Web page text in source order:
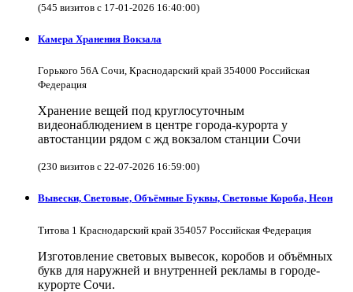
(545 визитов с 17-01-2026 16:40:00)
Камера Хранения Вокзала
Горького 56А Сочи, Краснодарский край 354000 Российская
Федерация
Хранение вещей под круглосуточным
видеонаблюдением в центре города-курорта у
автостанции рядом с жд вокзалом станции Сочи
(230 визитов с 22-07-2026 16:59:00)
Вывески, Световые, Объёмные Буквы, Световые Короба, Неон
Титова 1 Краснодарский край 354057 Российская Федерация
Изготовление световых вывесок, коробов и объёмных
букв для наружней и внутренней рекламы в городе-
курорте Сочи.